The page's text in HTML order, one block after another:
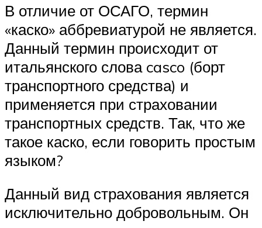
В отличие от ОСАГО, термин
«каско» аббревиатурой не является.
Данный термин происходит от
итальянского слова casco (борт
транспортного средства) и
применяется при страховании
транспортных средств. Так, что же
такое каско, если говорить простым
языком?
Данный вид страхования является
исключительно добровольным. Он